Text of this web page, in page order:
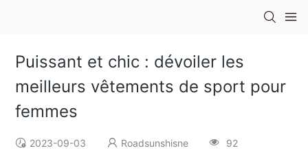
Puissant et chic : dévoiler les
meilleurs vêtements de sport pour
femmes
2023-09-03 Roadsunshisne 92